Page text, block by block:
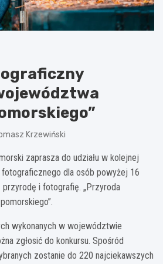
Krzewiński
zaprasza do udziału w kolejnej
dla osób powyżej 16
i fotografię. „Przyroda
wykonanych w województwie
zgłosić do konkursu. Spośród
zostanie do 220 najciekawszych